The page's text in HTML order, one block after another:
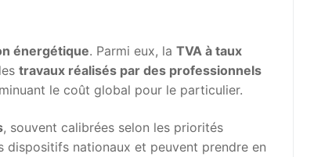
énergétique. Parmi eux, la TVA à taux
travaux réalisés par des professionnels
le coût global pour le particulier.
, souvent calibrées selon les priorités
dispositifs nationaux et peuvent prendre en